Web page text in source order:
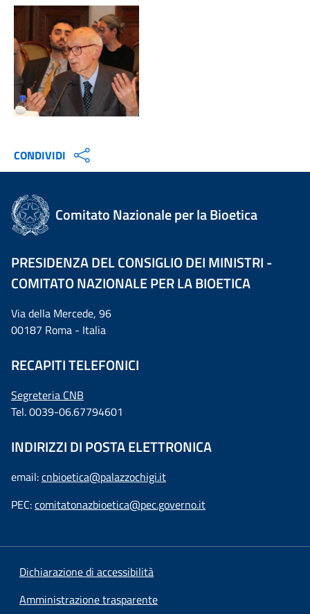
CONDIVIDI
Comitato Nazionale per la Bioetica
PRESIDENZA DEL CONSIGLIO DEI MINISTRI -
COMITATO NAZIONALE PER LA BIOETICA
Via della Mercede, 96
00187 Roma - Italia
RECAPITI TELEFONICI
Segreteria CNB
Tel. 0039-06.67794601
INDIRIZZI DI POSTA ELETTRONICA
email:cnbioetica@palazzochigi.it
PEC:comitatonazbioetica@pec.governo.it
Dichiarazione di accessibilità
Amministrazione trasparente